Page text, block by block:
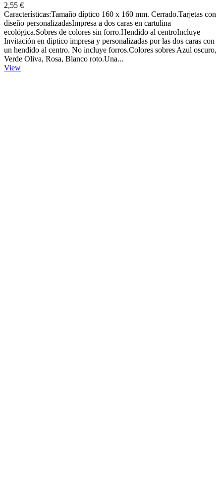
2,55 €
Características:Tamaño díptico 160 x 160 mm. Cerrado.Tarjetas con
diseño personalizadasImpresa a dos caras en cartulina
ecológica.Sobres de colores sin forro.Hendido al centroIncluye
Invitación en díptico impresa y personalizadas por las dos caras con
un hendido al centro. No incluye forros.Colores sobres Azul oscuro,
Verde Oliva, Rosa, Blanco roto.Una...
View